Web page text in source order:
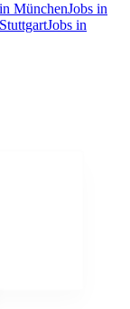
MünchenJobs in
Jobs in